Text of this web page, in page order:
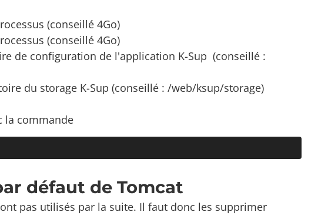
(conseillé 4Go)
(conseillé 4Go)
de configuration de l'application K-Sup (conseillé :
du storage K-Sup (conseillé : /web/ksup/storage)
la commande
défaut de Tomcat
pas utilisés par la suite. Il faut donc les supprimer